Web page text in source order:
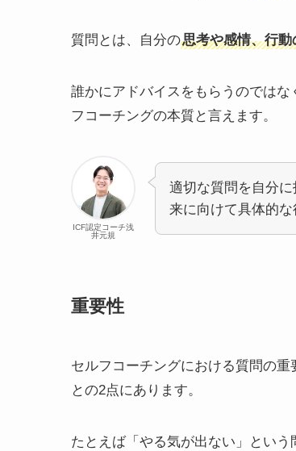
質問とは、自分の思考や感情、行
誰かにアドバイスをもらうのではな
フコーチングの本質と言えます。
ICF認定コーチ浅
井元規
適切な質問を自分
来に向けて具体的な
重要性
セルフコーチングにおける質問の重
との2点にあります。
たとえば「やる気が出ない」とい